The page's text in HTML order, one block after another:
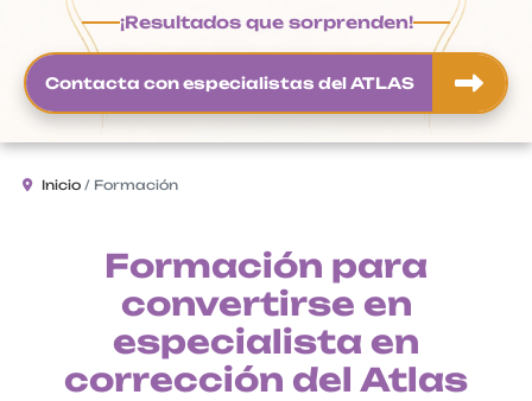
¡Resultados que sorprenden!
Contacta con especialistas del ATLAS
Inicio Formación
Formación para
convertirse en
especialista en
corrección del Atlas